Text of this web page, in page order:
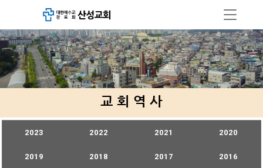
교 회 역 사
2023 2022 2021 2020
2019 2018 2017 2016